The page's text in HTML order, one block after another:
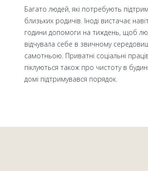
Багато людей, які потребують
близьких родичів. Іноді вистачає
години допомоги на тиждень, щоб
відчувала себе в звичному
самотньою. Приватні соціальні
піклуються також про чистоту в
домі підтримувався порядок.